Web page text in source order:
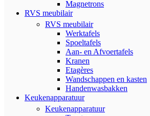
Magnetrons
RVS meubilair
RVS meubilair
Werktafels
Spoeltafels
Aan- en Afvoertafels
Kranen
Etagères
Wandschappen en kasten
Handenwasbakken
Keukenapparatuur
Keukenapparatuur